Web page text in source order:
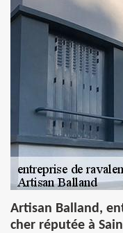
Artisan Balland,
cher réputée à